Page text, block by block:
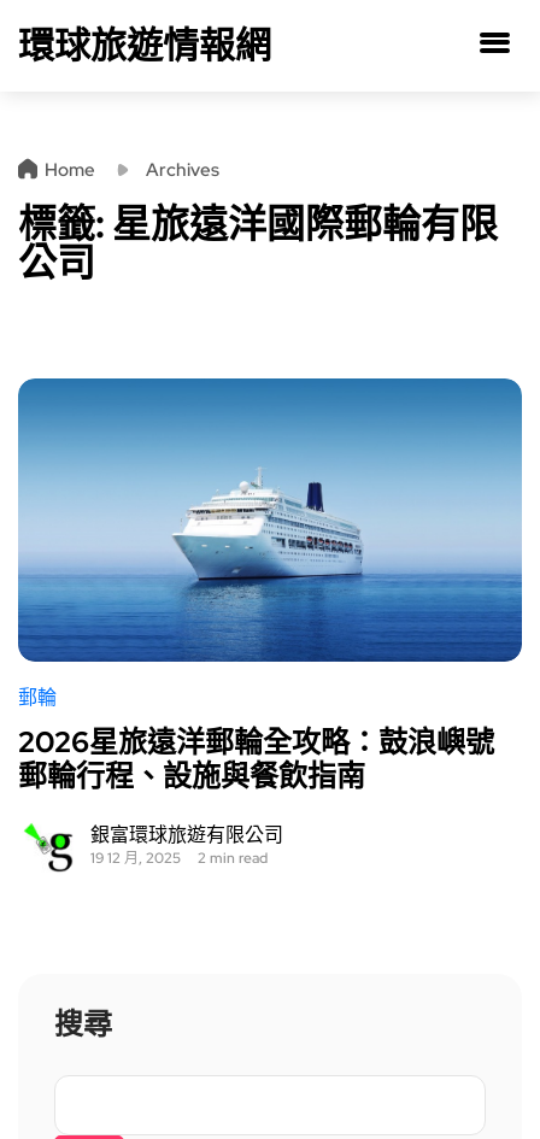
環球旅遊情報網
Home Archives
標籤:星旅遠洋國際郵輪有限
公司
郵輪
2026星旅遠洋郵輪全攻略：鼓浪嶼號
郵輪行程、設施與餐飲指南
銀富環球旅遊有限公司
19 12 月, 2025 2 min read
搜尋